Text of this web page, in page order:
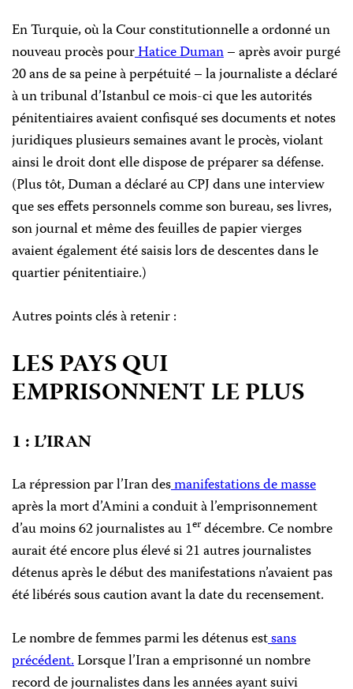
En Turquie, où la Cour constitutionnelle a ordonné un
nouveau procès pourHatice Duman– après avoir purgé
20 ans de sa peine à perpétuité – la journaliste a déclaré
à un tribunal d’Istanbul ce mois-ci que les autorités
pénitentiaires avaient confisqué ses documents et notes
juridiques plusieurs semaines avant le procès, violant
ainsi le droit dont elle dispose de préparer sa défense.
(Plus tôt, Duman a déclaré au CPJ dans une interview
que ses effets personnels comme son bureau, ses livres,
son journal et même des feuilles de papier vierges
avaient également été saisis lors de descentes dans le
quartier pénitentiaire.)
Autres points clés à retenir :
LES PAYS QUI
EMPRISONNENT LE PLUS
1 : L’IRAN
La répression par l’Iran desmanifestations de masse
après la mort d’Amini a conduit à l’emprisonnement
d’au moins 62 journalistes au 1erdécembre. Ce nombre
aurait été encore plus élevé si 21 autres journalistes
détenus après le début des manifestations n’avaient pas
été libérés sous caution avant la date du recensement.
Le nombre de femmes parmi les détenus estsans
précédent.Lorsque l’Iran a emprisonné un nombre
record de journalistes dans les années ayant suivi